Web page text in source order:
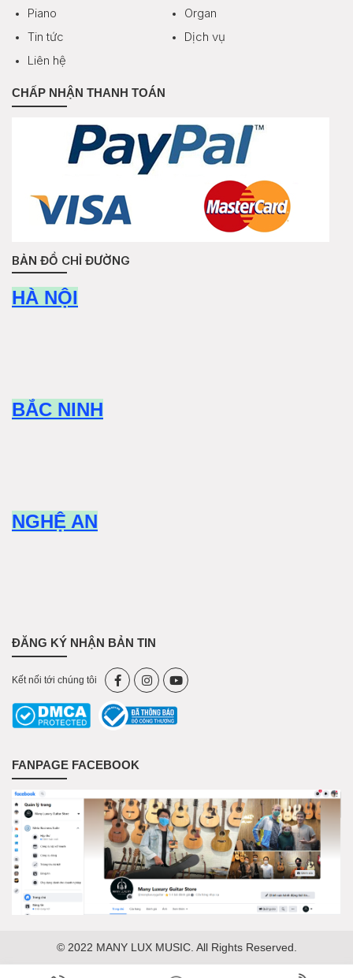
Piano
Organ
Tin tức
Dịch vụ
Liên hệ
CHẤP NHẬN THANH TOÁN
BẢN ĐỒ CHỈ ĐƯỜNG
HÀ NỘI
BẮC NINH
NGHỆ AN
ĐĂNG KÝ NHẬN BẢN TIN
Kết nối tới chúng tôi
FANPAGE FACEBOOK
© 2022 MANY LUX MUSIC. All Rights Reserved.